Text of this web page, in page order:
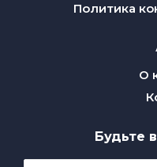
Политика
О
Будьте